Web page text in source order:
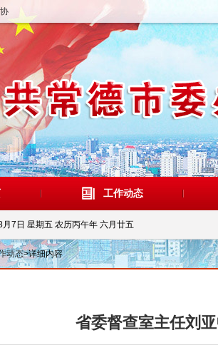
工作动态
7日 星期五 农历丙午年 六月廿五
动态>详细内容
省委督查室主任刘